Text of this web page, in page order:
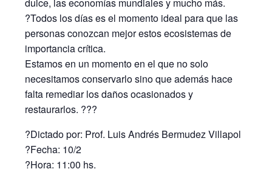
?Todos los días es el momento ideal para que las
personas conozcan mejor estos ecosistemas de
importancia crítica.
Estamos en un momento en el que no solo
necesitamos conservarlo sino que además hace
falta remediar los daños ocasionados y
restaurarlos. ???
?Dictado por: Prof. Luis Andrés Bermudez Villapol
?Fecha: 10/2
?Hora: 11:00 hs.